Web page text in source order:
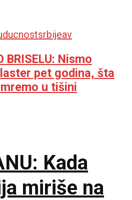
BRISELU: Nismo
pet godina, šta
u tišini
Kada
miriše na